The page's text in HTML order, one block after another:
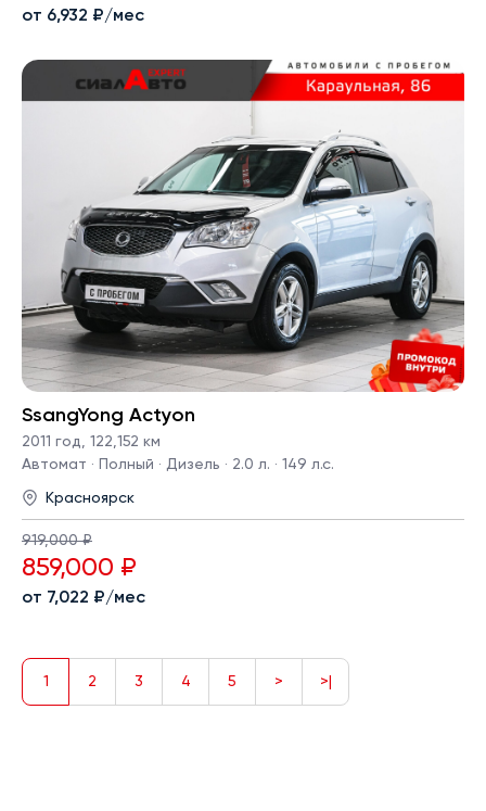
от 6,932 ₽/мес
SsangYong Actyon
2011 год, 122,152 км
Автомат · Полный · Дизель · 2.0 л. · 149 л.с.
Красноярск
919,000 ₽
859,000 ₽
от 7,022 ₽/мес
1 2 3 4 5 > >|